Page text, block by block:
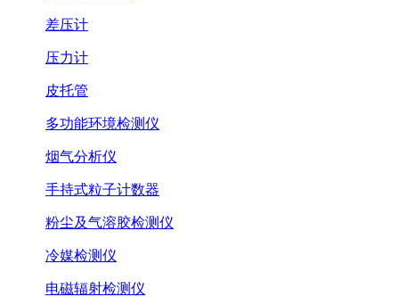
差压计
压力计
皮托管
多功能环境检测仪
烟气分析仪
手持式粒子计数器
粉尘及气溶胶检测仪
冷媒检测仪
电磁辐射检测仪